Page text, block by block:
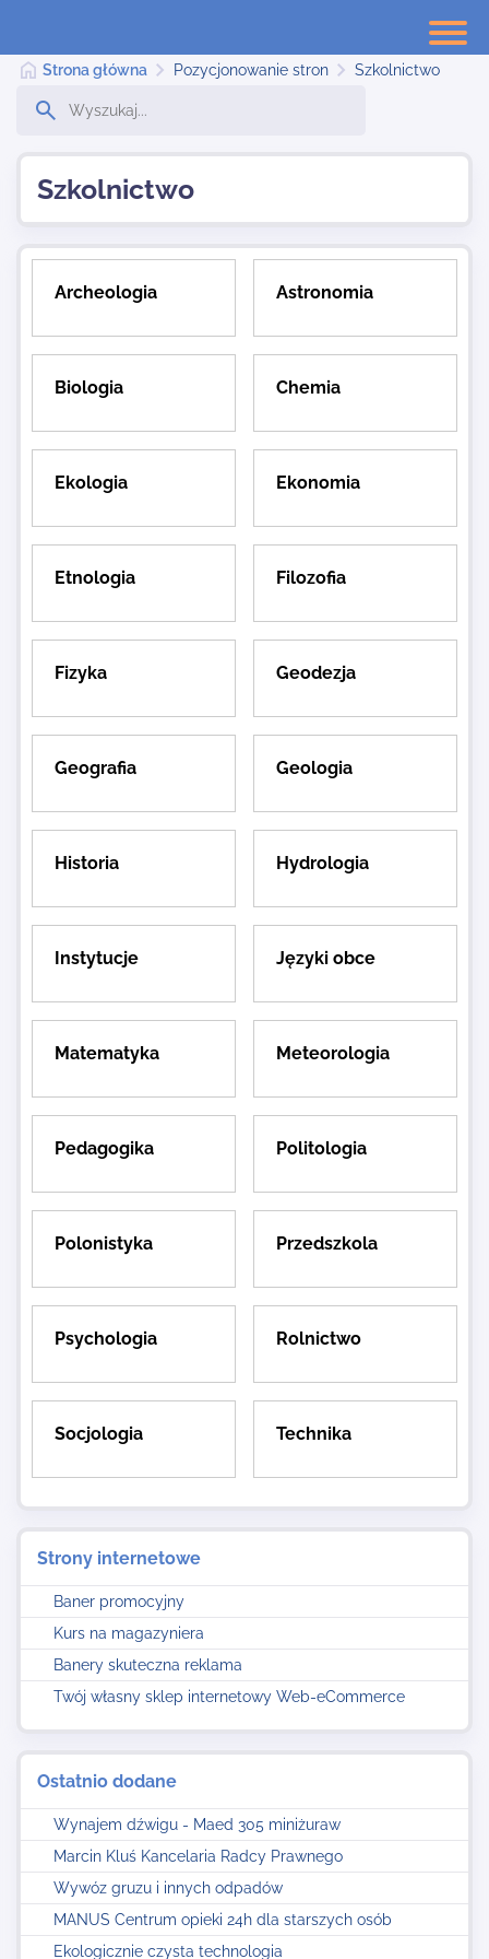
Dodaj stronę
Kontakt
Strona główna Pozycjonowanie stron Szkolnictwo
Strony internetowe
Baner promocyjny
Kurs na magazyniera
Banery skuteczna reklama
Twój własny sklep internetowy Web-eCommerce
Ostatnio dodane
Wynajem dźwigu - Maed 305 miniżuraw
Marcin Kluś Kancelaria Radcy Prawnego
Wywóz gruzu i innych odpadów
MANUS Centrum opieki 24h dla starszych osób
Ekologicznie czysta technologia
Szkolnictwo
Archeologia Astronomia
Biologia Chemia
Ekologia Ekonomia
Etnologia Filozofia
Fizyka Geodezja
Geografia Geologia
Historia Hydrologia
Instytucje Języki obce
Matematyka Meteorologia
Pedagogika Politologia
Polonistyka Przedszkola
Psychologia Rolnictwo
Socjologia Technika